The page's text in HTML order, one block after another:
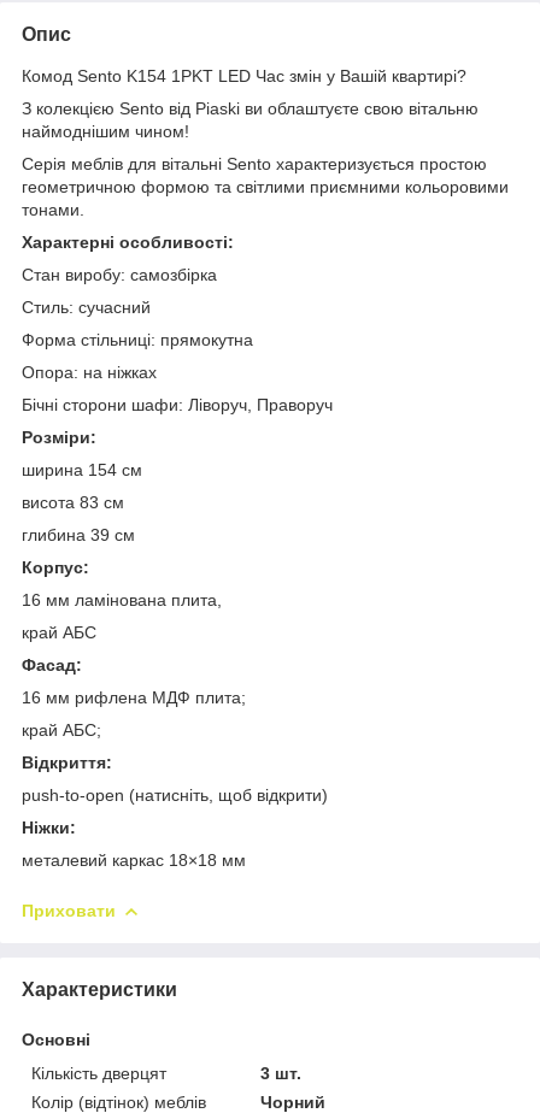
Опис
Комод Sento K154 1PKT LED Час змін у Вашій квартирі?
З колекцією Sento від Piaski ви облаштуєте свою вітальню
наймоднішим чином!
Серія меблів для вітальні Sento характеризується простою
геометричною формою та світлими приємними кольоровими
тонами.
Характерні особливості:
Стан виробу: самозбірка
Стиль: сучасний
Форма стільниці: прямокутна
Опора: на ніжках
Бічні сторони шафи: Ліворуч, Праворуч
Розміри:
ширина 154 см
висота 83 см
глибина 39 см
Корпус:
16 мм ламінована плита,
край АБС
Фасад:
16 мм рифлена МДФ плита;
край АБС;
Відкриття:
push-to-open (натисніть, щоб відкрити)
Ніжки:
металевий каркас 18×18 мм
Приховати
Характеристики
Основні
Кількість дверцят
3 шт.
Колір (відтінок) меблів
Чорний